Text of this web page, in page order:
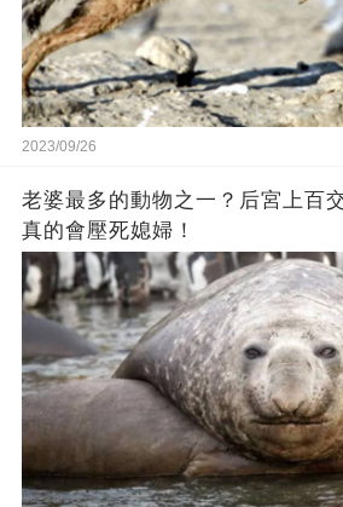
2023/09/26
老婆最多的動物之一？后宮上百
真的會壓死媳婦！